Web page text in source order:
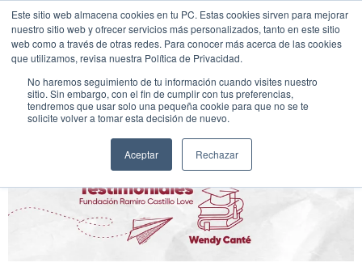
Este sitio web almacena cookies en tu PC. Estas cookies sirven para mejorar
nuestro sitio web y ofrecer servicios más personalizados, tanto en este sitio
web como a través de otras redes. Para conocer más acerca de las cookies
que utilizamos, revisa nuestra Política de Privacidad.
No haremos seguimiento de tu información cuando visites nuestro
sitio. Sin embargo, con el fin de cumplir con tus preferencias,
tendremos que usar solo una pequeña cookie para que no se te
solicite volver a tomar esta decisión de nuevo.
Aceptar Rechazar